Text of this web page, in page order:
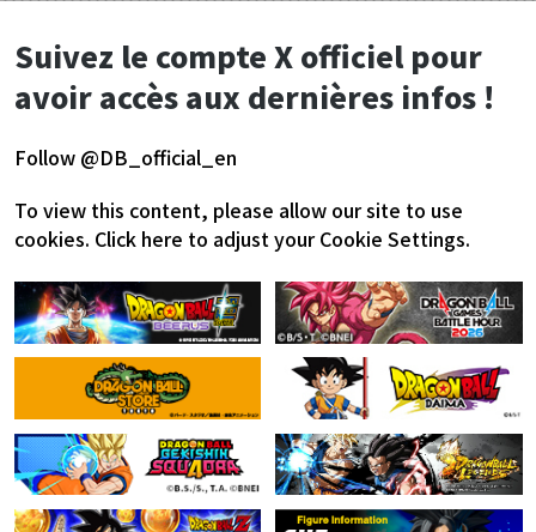
Suivez le compte X officiel pour
avoir accès aux dernières infos !
Follow @DB_official_en
To view this content, please allow our site to use
cookies. Click here to adjust your Cookie Settings.